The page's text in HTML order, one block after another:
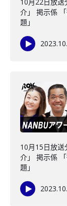
介」 掲示係
題」
10月15日放送
介」 掲示係
題」